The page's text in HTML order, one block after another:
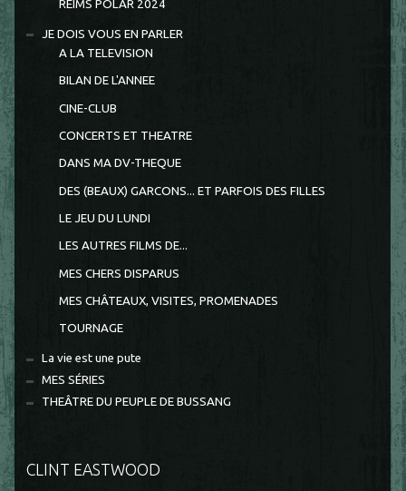
REIMS POLAR 2024
JE DOIS VOUS EN PARLER
A LA TELEVISION
BILAN DE L'ANNEE
CINE-CLUB
CONCERTS ET THEATRE
DANS MA DV-THEQUE
DES (BEAUX) GARCONS... ET PARFOIS DES FILLES
LE JEU DU LUNDI
LES AUTRES FILMS DE...
MES CHERS DISPARUS
MES CHÂTEAUX, VISITES, PROMENADES
TOURNAGE
La vie est une pute
MES SÉRIES
THEÂTRE DU PEUPLE DE BUSSANG
CLINT EASTWOOD